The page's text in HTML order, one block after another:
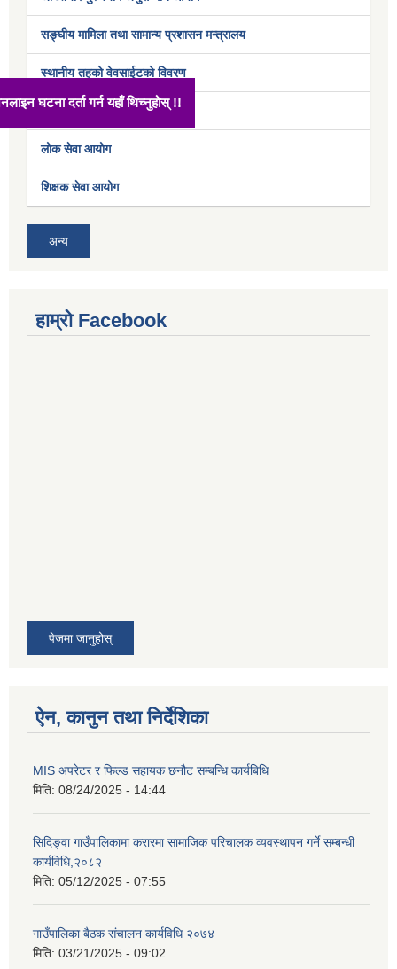
सङ्घीय मामिला तथा सामान्य प्रशासन मन्त्रालय
स्थानीय तहको वेवसाईटको विवरण
अर्थ मन्त्रालय
लोक सेवा आयोग
शिक्षक सेवा आयोग
अन्य
हाम्रो Facebook
पेजमा जानुहोस्
ऐन, कानुन तथा निर्देशिका
MIS अपरेटर र फिल्ड सहायक छनौट सम्बन्धि कार्यबिधि
मिति: 08/24/2025 - 14:44
सिदिङ्वा गाउँपालिकामा करारमा सामाजिक परिचालक व्यवस्थापन गर्ने सम्बन्धी
कार्यविधि,२०८२
मिति: 05/12/2025 - 07:55
गाउँपालिका बैठक संचालन कार्यविधि २०७४
मिति: 03/21/2025 - 09:02
अनलाइन घटना दर्ता गर्न यहाँ थिच्नुहोस् !!